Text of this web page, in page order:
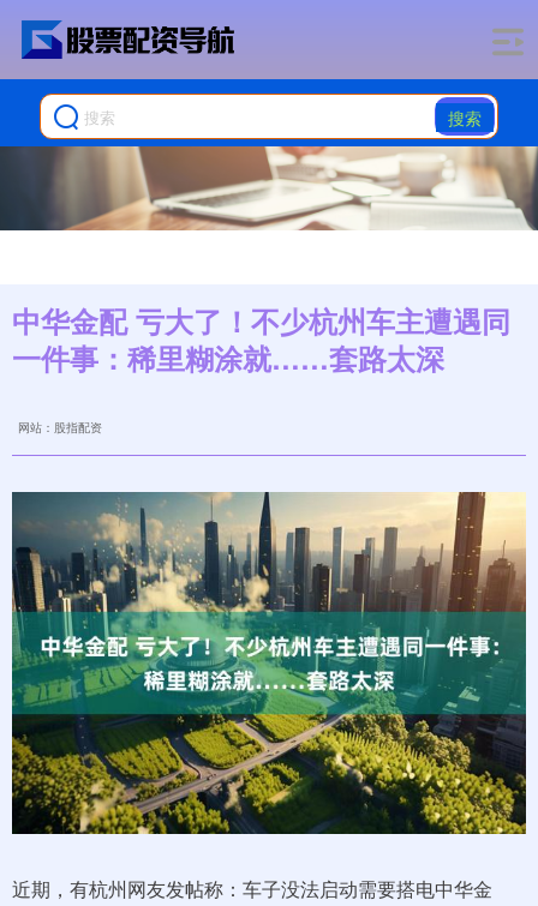
搜索
中华金配 亏大了！不少杭州车主遭遇同
一件事：稀里糊涂就……套路太深
网站：股指配资
近期，有杭州网友发帖称：车子没法启动需要搭电中华金